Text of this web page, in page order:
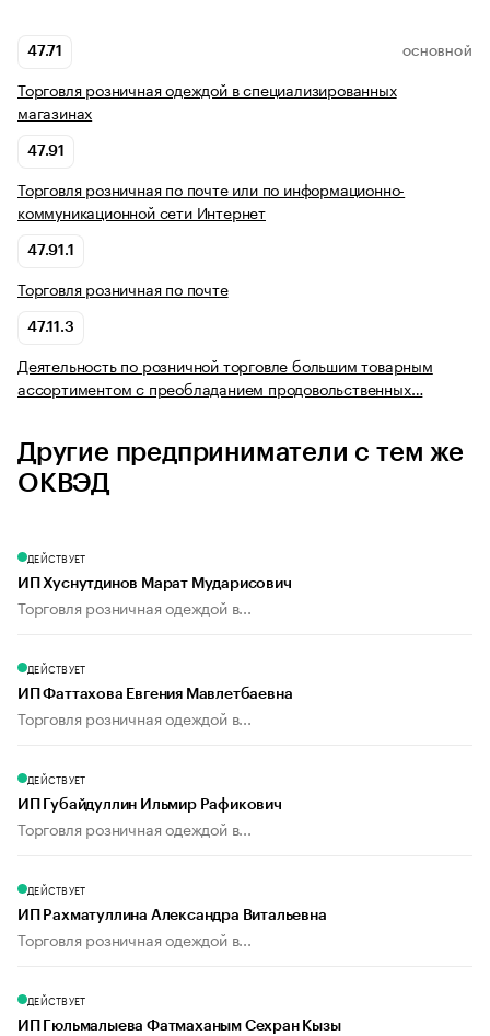
47.71 ОСНОВНОЙ
Торговля розничная одеждой в специализированных
магазинах
47.91
Торговля розничная по почте или по информационно-
коммуникационной сети Интернет
47.91.1
Торговля розничная по почте
47.11.3
Деятельность по розничной торговле большим товарным
ассортиментом с преобладанием продовольственных…
Другие предприниматели с тем же
ОКВЭД
ДЕЙСТВУЕТ
ИП Хуснутдинов Марат Мударисович
Торговля розничная одеждой в...
ДЕЙСТВУЕТ
ИП Фаттахова Евгения Мавлетбаевна
Торговля розничная одеждой в...
ДЕЙСТВУЕТ
ИП Губайдуллин Ильмир Рафикович
Торговля розничная одеждой в...
ДЕЙСТВУЕТ
ИП Рахматуллина Александра Витальевна
Торговля розничная одеждой в...
ДЕЙСТВУЕТ
ИП Гюльмалыева Фатмаханым Сехран Кызы